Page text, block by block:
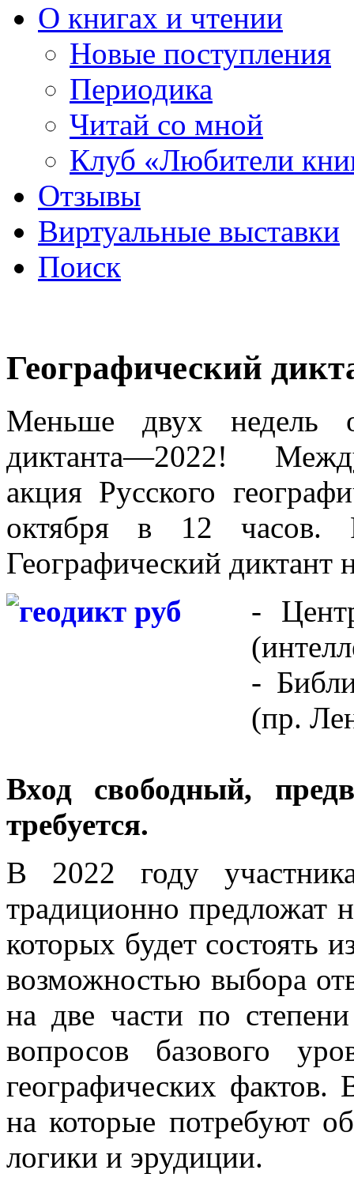
О книгах и чтении
Новые поступления
Периодика
Читай со мной
Клуб «Любители
Отзывы
Виртуальные выставки
Поиск
Географический
Меньше двух недель
диктанта—2022!
акция Русского
октября в 12 часов.
Географический диктант
-
-
(пр.
Вход свободный,
требуется.
В 2022 году
традиционно предложат
которых будет состоять
возможностью выбора
на две части по
вопросов базового
географических
на которые потребуют
логики и эрудиции.